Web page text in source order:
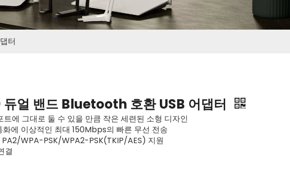
터
얼 밴드 Bluetooth 호환 USB 어댑터
트에 그대로 둘 수 있을 만큼 작은 세련된 소형 디자인
에 이상적인 최대 150Mbps의 빠른 무선 전송
PA2/WPA-PSK/WPA2-PSK(TKIP/AES) 지원
결